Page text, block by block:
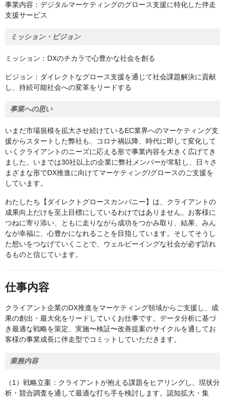
事業内容：デジタルマーケティングのグロース支援に特化した伴走
支援サービス
ミッション・ビジョン
ミッション：DXのチカラで心豊かな社会を創る
ビジョン：ダイレクトなグロース支援を通じて社会課題解決に貢献
し、持続可能社会への変革をリードする
事業への思い
いまだ市場規模を拡大させ続けているEC業界へのマーケティング支
援からスタートした弊社も、コロナ禍以降、時代に即して変化して
いくクライアントのニーズに応える形で事業内容を大きく広げてき
ました。いまでは30社以上の企業に弊社メンバーが常駐し、日々さ
まざまな形でDX推進に向けてマーケティング/グロースのご支援を
しています。
わたしたち【ダイレクトグロースカンパニー】は、クライアントの
成果向上だけを至上目標にしているわけではありません。お客様に
つねに寄り添い、ともに走りながら成功をつかみ取り、結果、みん
なが幸福に、心豊かになれることを目指しています。そしてそうし
た想いをつなげていくことで、ウェルビーイングな社会が必ず訪れ
るものと信じています。
仕事内容
クライアント企業のDX推進をマーケティング領域からご支援し、成
果の創出・最大化をリードしていくお仕事です。データ分析に基づ
き最適な戦略を策定、実施〜検証〜改善提案のサイクルを通してお
客様の事業成長に伴走型でコミットしていただきます。
業務内容
（1）戦略立案：クライアントが抱える課題をヒアリングし、現状分
析・競合調査を通して最適な打ち手を検討します。認知拡大・集